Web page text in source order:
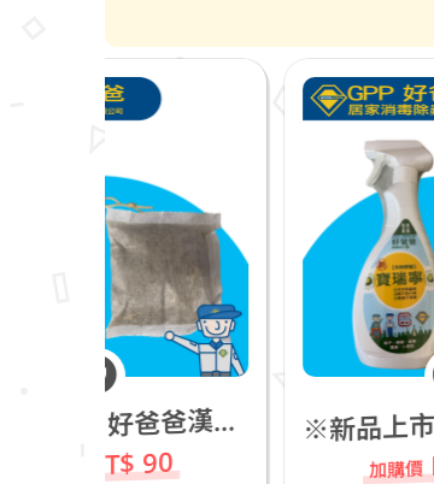
※新品上市※新寶瑞寧 (500ml)_進口天然除蟲菊(新包裝)_若有飼養貓咪不推薦
NT$ 490